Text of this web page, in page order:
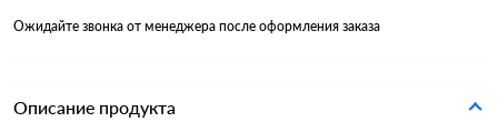
Ожидайте звонка от менеджера после оформления заказа
Описание продукта